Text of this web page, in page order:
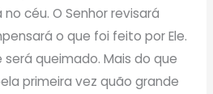
céu. O Senhor revisará
o que foi feito por Ele.
será queimado. Mais do que
primeira vez quão grande